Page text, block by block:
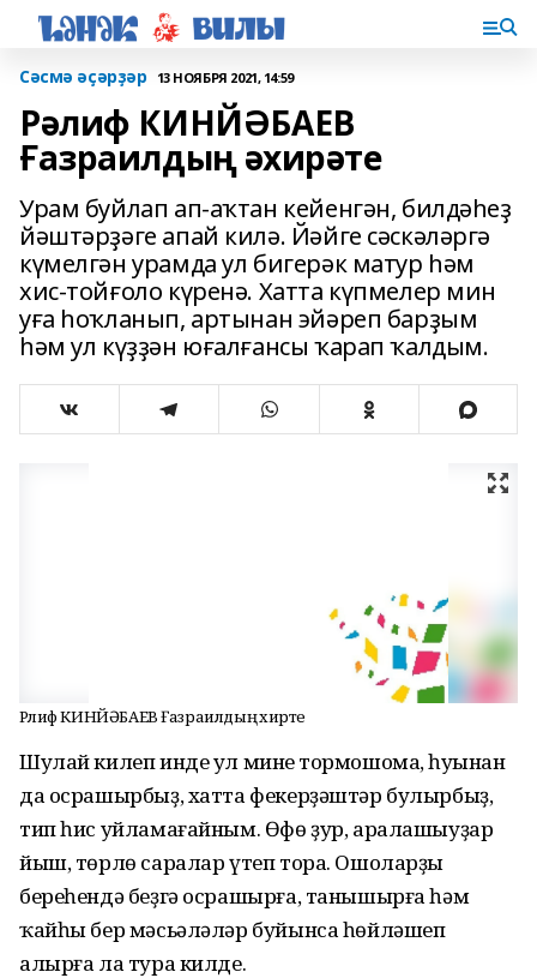
Сәсмә әҫәрҙәр 13 НОЯБРЯ 2021, 14:59
Рәлиф КИНЙӘБАЕВ
Ғазраилдың әхирәте
Урам буйлап ап-аҡтан кейенгән, билдәһеҙ
йәштәрҙәге апай килә. Йәйге сәскәләргә
күмелгән урамда ул бигерәк матур һәм
хис-тойғоло күренә. Хатта күпмелер мин
уға һоҡланып, артынан эйәреп барҙым
һәм ул күҙҙән юғалғансы ҡарап ҡалдым.
Рәлиф КИНЙӘБАЕВ Ғазраилдың әхирәте
Шулай килеп инде ул минең тормошома, һуңынан
да осрашырбыҙ, хатта фекерҙәштәр булырбыҙ,
тип һис уйламағайным. Өфө ҙур, аралашыуҙар
йыш, төрлө саралар үтеп тора. Ошоларҙың
береһендә беҙгә осрашырға, танышырға һәм
ҡайһы бер мәсьәләләр буйынса һөйләшеп
алырға ла тура килде.